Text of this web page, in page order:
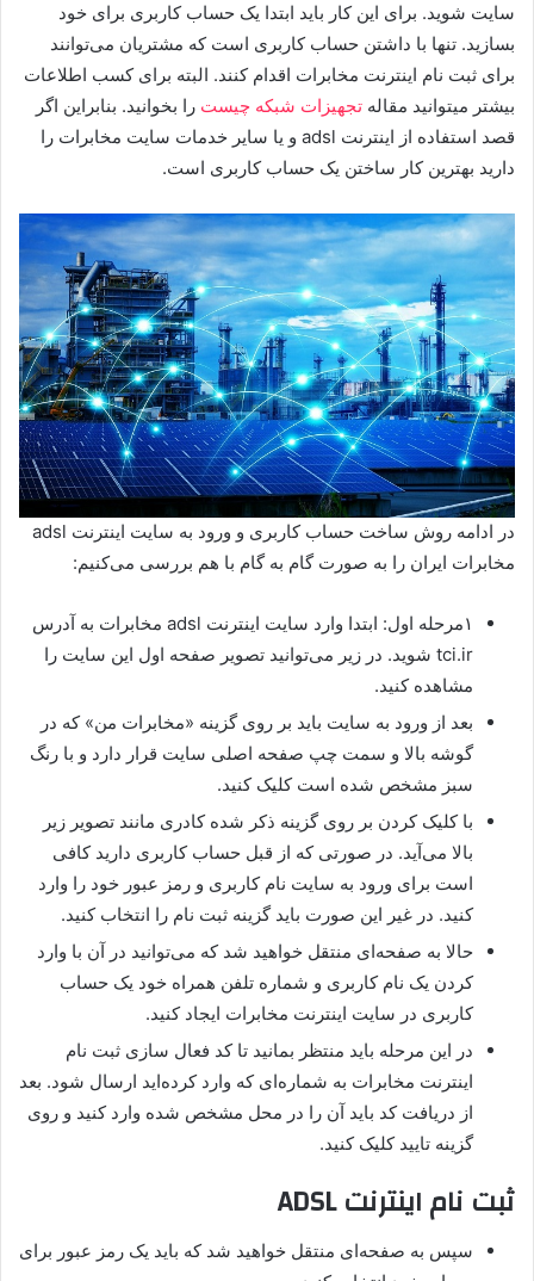
سایت شوید. برای این کار باید ابتدا یک حساب کاربری برای خود
بسازید. تنها با داشتن حساب کاربری است که مشتریان می‌توانند
برای ثبت نام اینترنت مخابرات اقدام کنند. البته برای کسب اطلاعات
بیشتر میتوانید مقاله تجهیزات شبکه چیست را بخوانید. بنابراین اگر
قصد استفاده از اینترنت adsl و یا سایر خدمات سایت مخابرات را
دارید بهترین کار ساختن یک حساب کاربری است.
در ادامه روش ساخت حساب کاربری و ورود به سایت اینترنت adsl
مخابرات ایران را به صورت گام به گام با هم بررسی می‌کنیم:
۱مرحله اول: ابتدا وارد سایت اینترنت adsl مخابرات به آدرس
tci.ir شوید. در زیر می‌توانید تصویر صفحه اول این سایت را
مشاهده کنید.
بعد از ورود به سایت باید بر روی گزینه «مخابرات من» که در
گوشه بالا و سمت چپ صفحه اصلی سایت قرار دارد و با رنگ
سبز مشخص شده است کلیک کنید.
با کلیک کردن بر روی گزینه ذکر شده کادری مانند تصویر زیر
بالا می‌آید. در صورتی که از قبل حساب کاربری دارید کافی
است برای ورود به سایت نام کاربری و رمز عبور خود را وارد
کنید. در غیر این صورت باید گزینه ثبت نام را انتخاب کنید.
حالا به صفحه‌ای منتقل خواهید شد که می‌توانید در آن با وارد
کردن یک نام کاربری و شماره تلفن همراه خود یک حساب
کاربری در سایت اینترنت مخابرات ایجاد کنید.
در این مرحله باید منتظر بمانید تا کد فعال سازی ثبت نام
اینترنت مخابرات به شماره‌ای که وارد کرده‌اید ارسال شود. بعد
از دریافت کد باید آن را در محل مشخص شده وارد کنید و روی
گزینه تایید کلیک کنید.
ثبت نام اینترنت ADSL
سپس به صفحه‌ای منتقل خواهید شد که باید یک رمز عبور برای